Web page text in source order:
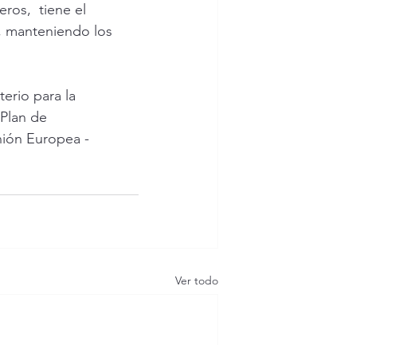
tiene el
manteniendo los
para la
de
Europea -
Ver todo